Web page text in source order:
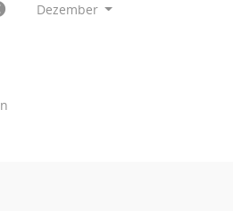
Dezember